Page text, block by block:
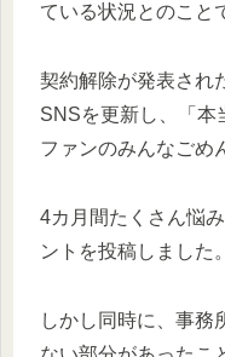
ている状況とのこと
契約解除が発表され
SNSを更新し、「本
ファンのみんなごめ
4カ月間たくさん悩
ントを投稿しました。
しかし同時に、事務